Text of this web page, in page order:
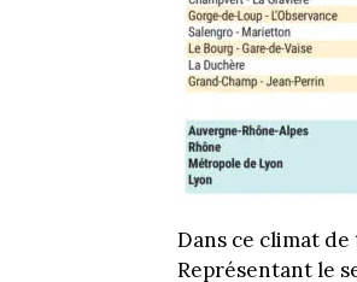
Dans ce climat
Représentant le